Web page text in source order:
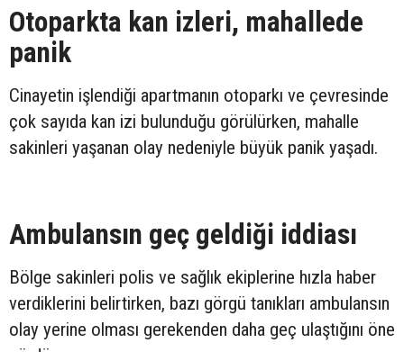
Otoparkta kan izleri, mahallede
panik
Cinayetin işlendiği apartmanın otoparkı ve çevresinde
çok sayıda kan izi bulunduğu görülürken, mahalle
sakinleri yaşanan olay nedeniyle büyük panik yaşadı.
Ambulansın geç geldiği iddiası
Bölge sakinleri polis ve sağlık ekiplerine hızla haber
verdiklerini belirtirken, bazı görgü tanıkları ambulansın
olay yerine olması gerekenden daha geç ulaştığını öne